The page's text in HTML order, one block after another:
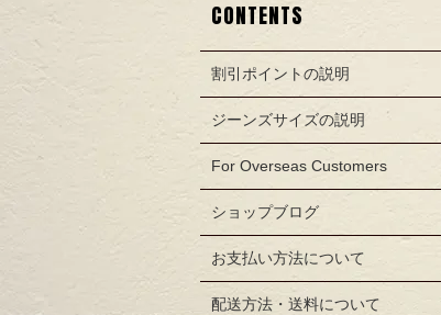
CONTENTS
割引ポイントの説明
ジーンズサイズの説明
For Overseas Customers
ショップブログ
お支払い方法について
配送方法・送料について